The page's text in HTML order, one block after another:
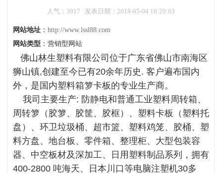
人气：3917 发表日期：2018-05-04 18:20:03
网站地址 ： http://www.lssl88.com
网站类型 ：营销型网站
佛山林生塑料有限公司 位于广东省佛山市南海区
狮山镇,创建至今已有20余年历史. 客户遍布国内
外，是国内塑料箱箩卡板的专业生产商。
我司主要生产: 防静电和普通工业塑料周转箱、
周转箩（胶箩、胶筐、胶框）、塑料卡板（塑料托
盘）、环卫垃圾桶、超市篮、塑料鸡笼、胶桶、塑
料方盘、地台板、零件箱、整理柜、大型包装容
器、中空板材及深加工、日用塑料制品系列，拥有
400-2800 吨海天、日本川口等电脑注塑机30多